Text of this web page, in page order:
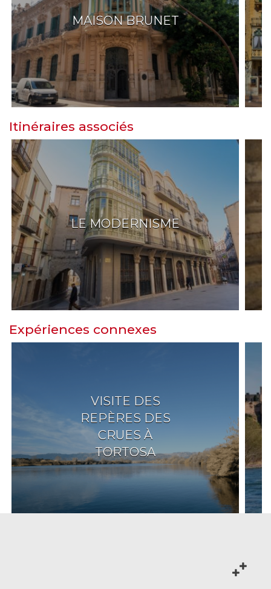
MAISON BRUNET
Itinéraires associés
LE MODERNISME
Expériences connexes
VISITE DES
REPÈRES DES
CRUES À
TORTOSA